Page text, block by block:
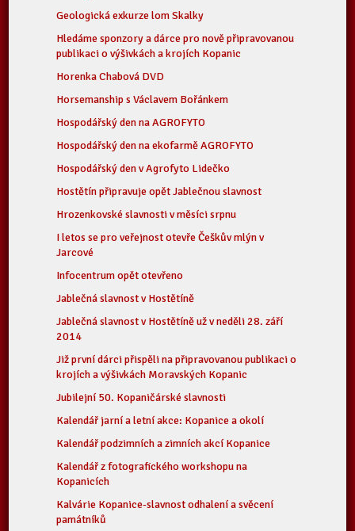
Geologická exkurze lom Skalky
Hledáme sponzory a dárce pro nově připravovanou
publikaci o výšivkách a krojích Kopanic
Horenka Chabová DVD
Horsemanship s Václavem Bořánkem
Hospodářský den na AGROFYTO
Hospodářský den na ekofarmě AGROFYTO
Hospodářský den v Agrofyto Lidečko
Hostětín připravuje opět Jablečnou slavnost
Hrozenkovské slavnosti v měsíci srpnu
I letos se pro veřejnost otevře Češkův mlýn v
Jarcové
Infocentrum opět otevřeno
Jablečná slavnost v Hostětíně
Jablečná slavnost v Hostětíně už v neděli 28. září
2014
Již první dárci přispěli na připravovanou publikaci o
krojích a výšivkách Moravských Kopanic
Jubilejní 50. Kopaničárské slavnosti
Kalendář jarní a letní akce: Kopanice a okolí
Kalendář podzimních a zimních akcí Kopanice
Kalendář z fotografického workshopu na
Kopanicích
Kalvárie Kopanice-slavnost odhalení a svěcení
památníků